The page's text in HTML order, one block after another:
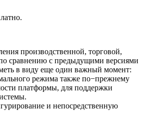
производственной, торговой,
сравнению с предыдущими версиями
в виду еще один важный момент:
режима также по−прежнему
платформы, для поддержки
и непосредственную